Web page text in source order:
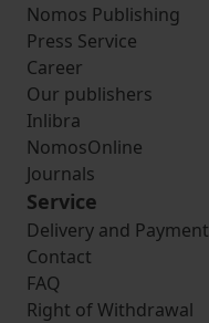
Nomos Publishing
Press Service
Career
Our publishers
Inlibra
NomosOnline
Journals
Service
Delivery and Payment
Contact
FAQ
Right of Withdrawal